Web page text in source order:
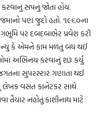
કરવાનું સપનું જોતા હોય.
પણ જુદો હતો. ૧૯૬૦ના
પર દબદબાભેર પ્રવેશ કરી
કે એમને કામ મળતું બંધ થઈ
અભિનય કરવાનું શરૂ કર્યું.
સુપરસ્ટાર ગણાતા થઈ
લેખક વસંત કાનેટકર સાથે
તૈયાર નહોતું.કાશીનાથ માટે